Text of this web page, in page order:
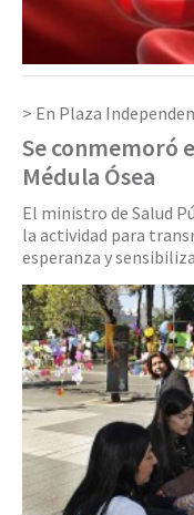
En Plaza
Se conmemoró
Médula Ósea
El ministro de Salud
la actividad para
esperanza y